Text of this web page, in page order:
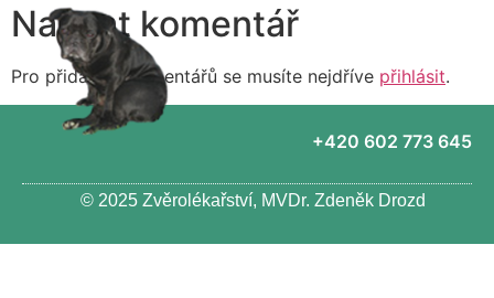
Napsat komentář
Pro přidávání komentářů se musíte nejdříve přihlásit.
+420 602 773 645
© 2025 Zvěrolékařství, MVDr. Zdeněk Drozd